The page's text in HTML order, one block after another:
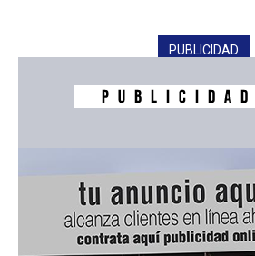
PUBLICIDAD